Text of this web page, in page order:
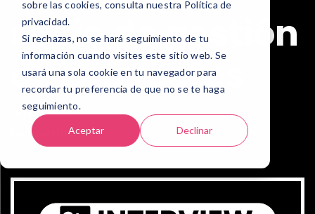
sobre las cookies, consulta nuestra Política de
privacidad.
Si rechazas, no se hará seguimiento de tu
información cuando visites este sitio web. Se
usará una sola cookie en tu navegador para
recordar tu preferencia de que no se te haga
seguimiento.
Aceptar Declinar
socio de gestión
de proyectos
18/10/2022
Focustribes